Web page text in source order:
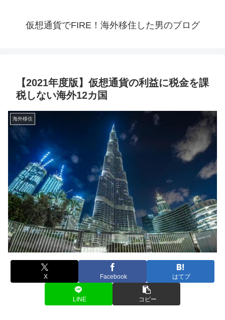
仮想通貨でFIRE！海外移住した男のブログ
【2021年度版】仮想通貨の利益に税金を課
税しない海外12カ国
海外移住
X Facebook はてブ
LINE コピー